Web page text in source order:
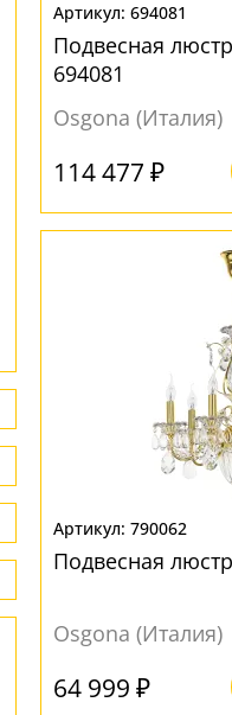
694081
Подвесная
694081
Osgona (Италия)
114 477 ₽
790062
Подвесная
Osgona (Италия)
64 999 ₽